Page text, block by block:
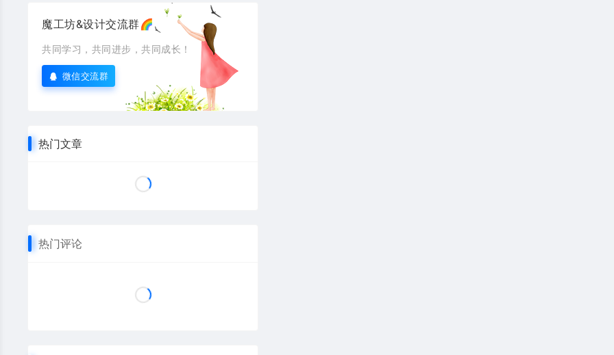
魔工坊&设计交流群🌈
共同学习，共同进步，共同成长！
微信交流群
热门文章
热门评论